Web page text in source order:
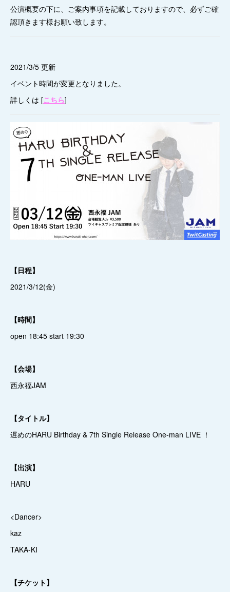
公演概要の下に、ご案内事項を記載しておりますので、必ずご確
認頂きます様お願い致します。
2021/3/5 更新
イベント時間が変更となりました。
詳しくは [こちら]
【日程】
2021/3/12(金)
【時間】
open 18:45 start 19:30
【会場】
西永福JAM
【タイトル】
遅めのHARU Birthday & 7th Single Release One-man LIVE ！
【出演】
HARU
<Dancer>
kaz
TAKA-KI
【チケット】